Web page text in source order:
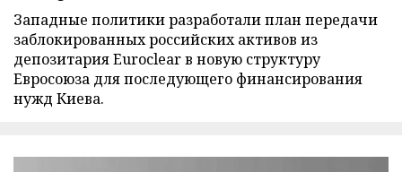
Западные политики разработали план передачи
заблокированных российских активов из
депозитария Euroclear в новую структуру
Евросоюза для последующего финансирования
нужд Киева.